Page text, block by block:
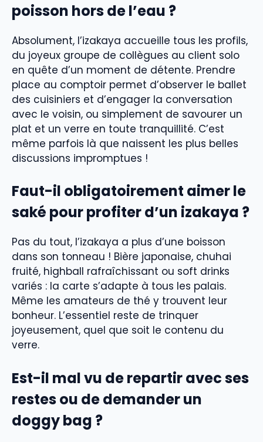
poisson hors de l’eau ?
Absolument, l’izakaya accueille tous les profils,
du joyeux groupe de collègues au client solo
en quête d’un moment de détente. Prendre
place au comptoir permet d’observer le ballet
des cuisiniers et d’engager la conversation
avec le voisin, ou simplement de savourer un
plat et un verre en toute tranquillité. C’est
même parfois là que naissent les plus belles
discussions impromptues !
Faut-il obligatoirement aimer le
saké pour profiter d’un izakaya ?
Pas du tout, l’izakaya a plus d’une boisson
dans son tonneau ! Bière japonaise, chuhai
fruité, highball rafraîchissant ou soft drinks
variés : la carte s’adapte à tous les palais.
Même les amateurs de thé y trouvent leur
bonheur. L’essentiel reste de trinquer
joyeusement, quel que soit le contenu du
verre.
Est-il mal vu de repartir avec ses
restes ou de demander un
doggy bag ?